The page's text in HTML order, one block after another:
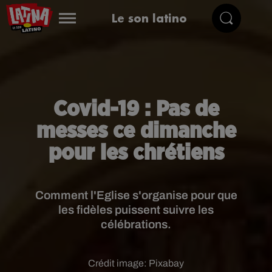
Le son latino
Covid-19 : Pas de
messes ce dimanche
pour les chrétiens
Comment l'Eglise s'organise pour que
les fidèles puissent suivre les
célébrations.
Crédit image: Pixabay